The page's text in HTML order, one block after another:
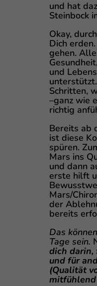
und hat
Steinbock
Okay,
Dich
gehen.
und
Schritten,
–ganz wie
richtig
Bereits ab
ist diese
spüren.
Mars ins
und dann
erste hilft
Mars/
der
bereits
Das
Tage sein.
dich darin,
und für
(Qualität
mitfühlend